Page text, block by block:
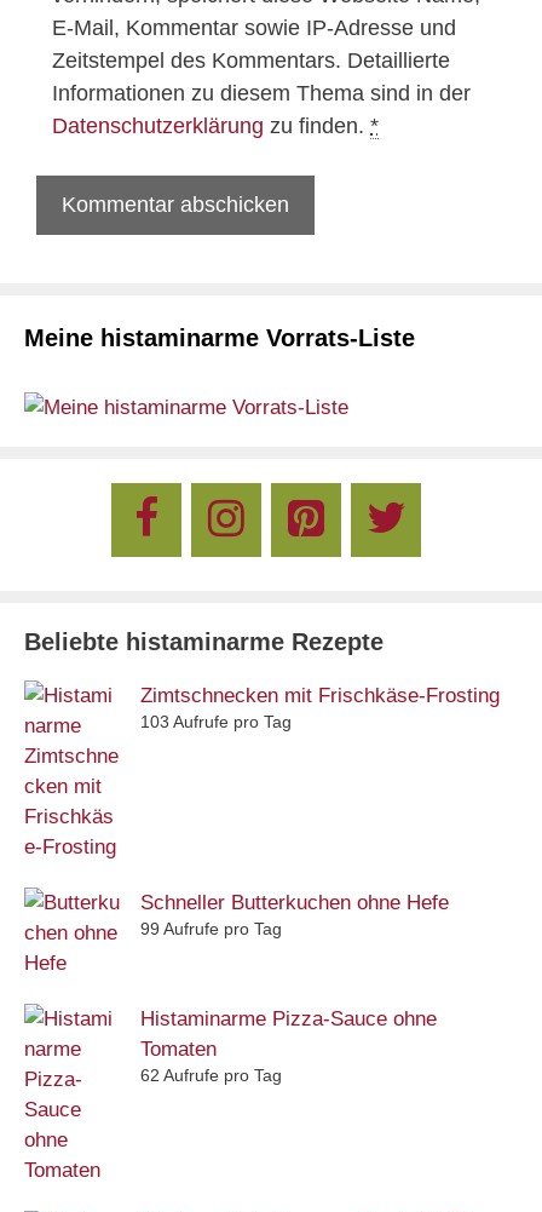
E-Mail, Kommentar sowie IP-Adresse und
Zeitstempel des Kommentars. Detaillierte
Informationen zu diesem Thema sind in der
Datenschutzerklärung zu finden. *
Meine histaminarme Vorrats-Liste
Beliebte histaminarme Rezepte
Zimtschnecken mit Frischkäse-Frosting
103 Aufrufe pro Tag
Schneller Butterkuchen ohne Hefe
99 Aufrufe pro Tag
Histaminarme Pizza-Sauce ohne
Tomaten
62 Aufrufe pro Tag